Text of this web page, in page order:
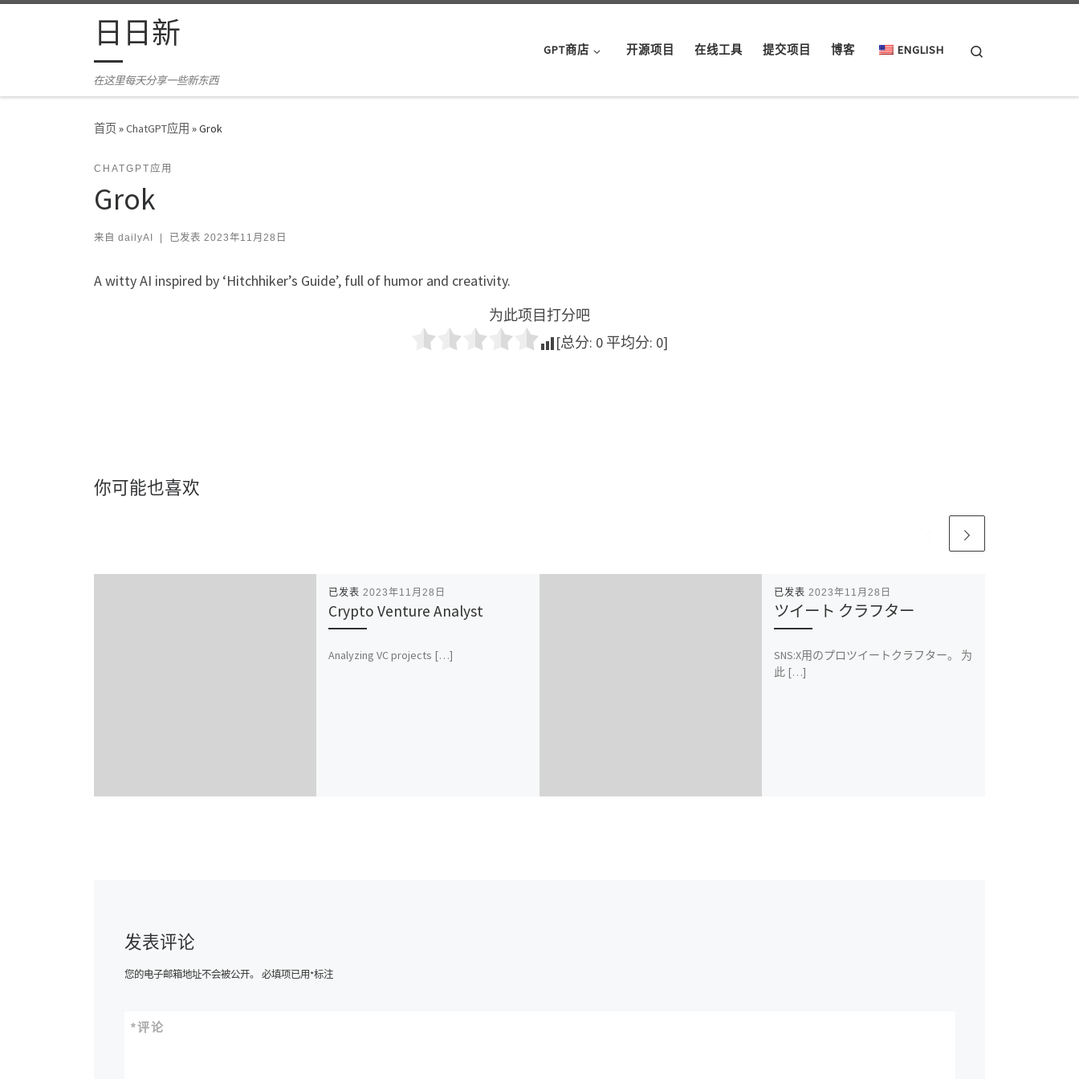
Skip to content日日新
在这里每天分享一些新东西
GPT商店 开源项目 在线工具 提交项目 博客 ENGLISH
首页»ChatGPT应用 »Grok
CHATGPT应用
Grok
来自 dailyAI 已发表 2023年11月28日
A witty AI inspired by ‘Hitchhiker’s Guide’, full of humor and creativity.
为此项目打分吧
[总分: 0 平均分: 0]
你可能也喜欢
已发表 2023年11月28日
Crypto Venture Analyst
Analyzing VC projects […]
已发表 2023年11月28日
ツイート クラフター
SNS:X用のプロツイートクラフター。 为
此 […]
发表评论
您的电子邮箱地址不会被公开。 必填项已用*标注
评论
*